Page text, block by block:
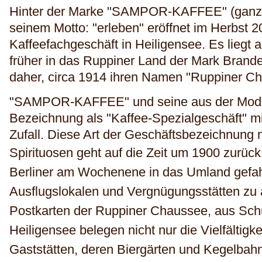
Hinter der Marke "SAMPOR-KAFFEE"
seinem Motto: "erleben" eröffnet im Herbst
Kaffeefachgeschäft in Heiligensee. Es liegt
früher in das Ruppiner Land der Mark
daher, circa 1914 ihren Namen "Ruppiner
"SAMPOR-KAFFEE" und seine aus der
Bezeichnung als "Kaffee-Spezialgeschäft"
Zufall. Diese Art der Geschäftsbezeichnung
Spirituosen geht auf die Zeit um 1900
Berliner am Wochenene in das Umland
Ausflugslokalen und Vergnügungsstätten
Postkarten der Ruppiner Chaussee, aus
Heiligensee belegen nicht nur die
Gaststätten, deren Biergärten und